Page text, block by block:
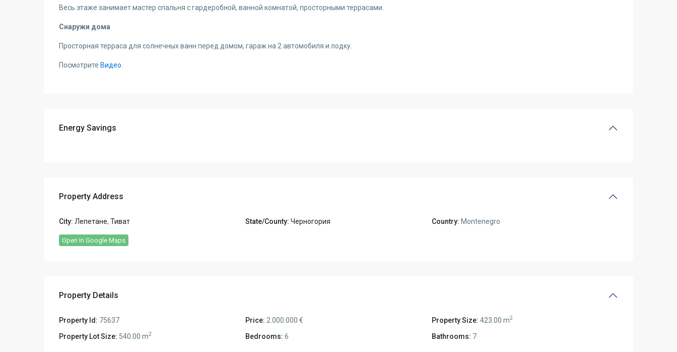
Весь этаже занимает мастер спальня с гардеробной, ванной комнатой, просторными террасами.
Снаружи дома
Просторная терраса для солнечных ванн перед домом, гараж на 2 автомобиля и лодку.
Посмотрите Видео
Energy Savings
Property Address
City: Лепетане, Тиват State/County: Черногория Country: Montenegro
Open In Google Maps
Property Details
Property Id: 75637 Price: 2.000.000 € Property Size: 423.00 m2
Property Lot Size: 540.00 m2 Bedrooms: 6 Bathrooms: 7